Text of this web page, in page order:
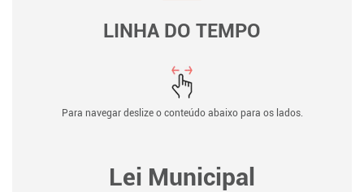
LINHA DO TEMPO
Para navegar deslize o conteúdo abaixo para os lados.
Lei Municipal